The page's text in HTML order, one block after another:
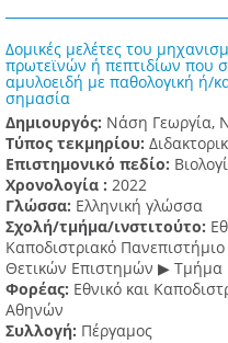
Δομικές μελέτες του
πρωτεϊνών ή πεπτιδίων που
αμυλοειδή με παθολογική ή/
σημασία
Δημιουργός: Νάση Γεωργία,
Τύπος τεκμηρίου:
Επιστημονικό πεδίο:
Χρονολογία : 2022
Γλώσσα: Ελληνική γλώσσα
Σχολή/τμήμα/ινστιτούτο:
Καποδιστριακό
Θετικών Επιστημών ▶ Τμήμα
Φορέας: Εθνικό και
Αθηνών
Συλλογή: Πέργαμος